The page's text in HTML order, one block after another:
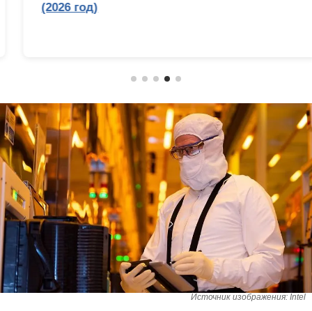
(2026 год)
Источник изображения: Intel